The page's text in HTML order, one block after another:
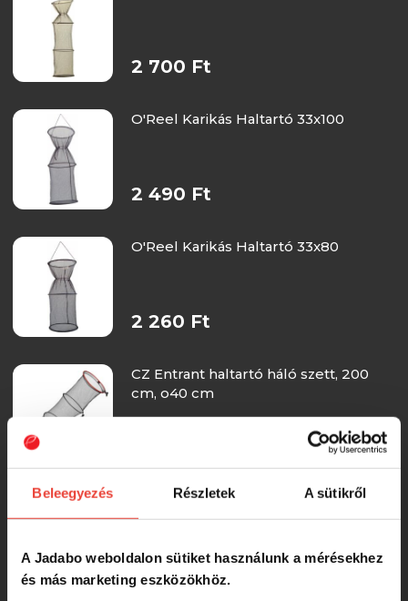
Beleegyezés Részletek A sütikről
A Jadabo weboldalon sütiket használunk a mérésekhez
és más marketing eszközökhöz.
2 700 Ft
O'Reel Karikás Haltartó 33x100
2 490 Ft
O'Reel Karikás Haltartó 33x80
2 260 Ft
CZ Entrant haltartó háló szett, 200
cm, o40 cm
EnergoTeam Haltartó Lebegővel
40*50 Gumírozott
4 490 Ft